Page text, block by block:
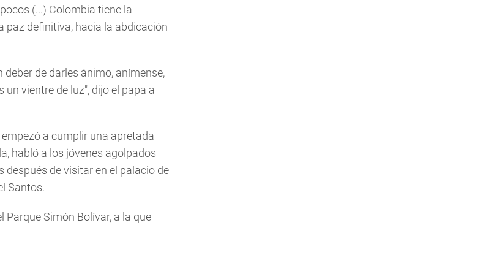
(...) Colombia tiene la
paz definitiva, hacia la abdicación
de darles ánimo, anímense,
vientre de luz", dijo el papa a
a cumplir una apretada
habló a los jóvenes agolpados
después de visitar en el palacio de
Santos.
Parque Simón Bolívar, a la que